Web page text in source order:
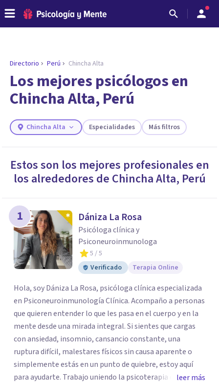
ENCONTRAR MI TERAPEUTA
¿Necesitas ayuda para encontrar el
Responde a unas breves preguntas y te ofreceremos
los profesionales que más se ajustan a tus
necesidades.
Responder cuestionario
Directorio Perú Chincha Alta
Los mejores psicólogos en
Chincha Alta, Perú
Chincha Alta Especialidades Más filtros
Estos son los mejores profesionales en
los alrededores de Chincha Alta, Perú
1 Dániza La Rosa
Psicóloga clínica y
Psiconeuroinmunologa
5 / 5
Verificado
Terapia Online
Hola, soy Dániza La Rosa, psicóloga clínica especializada
en Psiconeuroinmunología Clínica. Acompaño a personas
que quieren entender lo que les pasa en el cuerpo y en la
mente desde una mirada integral. Si sientes que cargas
con ansiedad, insomnio, cansancio constante, una
ruptura difícil, malestares físicos sin causa aparente o
simplemente estás en un punto de quiebre, estoy aquí
para ayudarte. Trabajo uniendo la psicoterapia con elleer más